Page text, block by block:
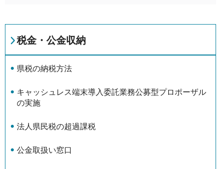
税金・公金収納
県税の納税方法
キャッシュレス端末導入委託業務公募型プロポーザル
の実施
法人県民税の超過課税
公金取扱い窓口